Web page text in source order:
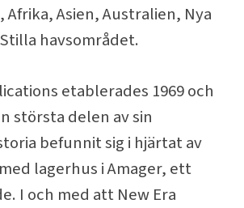
Afrika, Asien, Australien, Nya
havsområdet.
etablerades 1969 och
största delen av sin
befunnit sig i hjärtat av
lagerhus i Amager, ett
I och med att New Era